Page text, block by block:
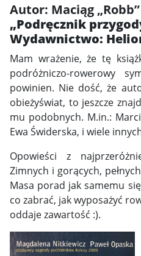
Autor: Maciąg
„Podręcznik
Wydawnictwo:
Mam wrażenie, że tę
podróżniczo-rowerowy
powinien. Nie dość, że
obieżyświat, to jeszcze
mu podobnych. M.in.:
Ewa Świderska, i wiele
Opowieści z
Zimnych i gorących,
Masa porad jak samemu
co zabrać, jak wyposażyć
oddaje zawartość :).